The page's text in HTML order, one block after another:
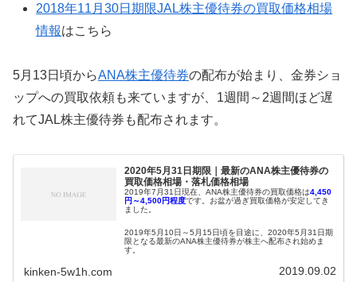
2018年11月30日期限JAL株主優待券の買取価格相場
情報はこちら
5月13日頃からANA株主優待券の配布が始まり、金券ショ
ップへの買取依頼も来ていますが、1週間～2週間ほど遅
れてJAL株主優待券も配布されます。
2020年5月31日期限｜最新のANA株主優待券の
買取価格相場・落札価格相場
2019年7月31日現在、ANA株主優待券の買取価格は4,450
円～4,500円程度です。お盆が過ぎ買取価格が安定してき
ました。
2019年5月10日～5月15日頃を目途に、2020年5月31日期
限となる最新のANA株主優待券が株主へ配布され始めま
す。
2019年5月11日に最新のANA株主優待券の配布当初の買取
kinken-5w1h.com 2019.09.02